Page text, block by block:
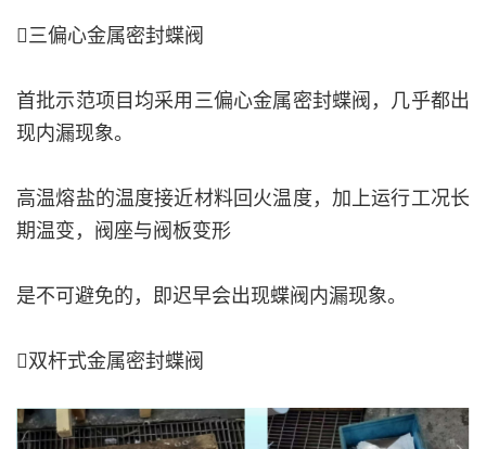
三偏心金属密封蝶阀
首批示范项目均采用三偏心金属密封蝶阀，几乎都出
现内漏现象。
高温熔盐的温度接近材料回火温度，加上运行工况长
期温变，阀座与阀板变形
是不可避免的，即迟早会出现蝶阀内漏现象。
双杆式金属密封蝶阀